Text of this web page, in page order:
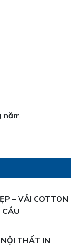
năm
– VẢI COTTON
CẦU
THẤT IN